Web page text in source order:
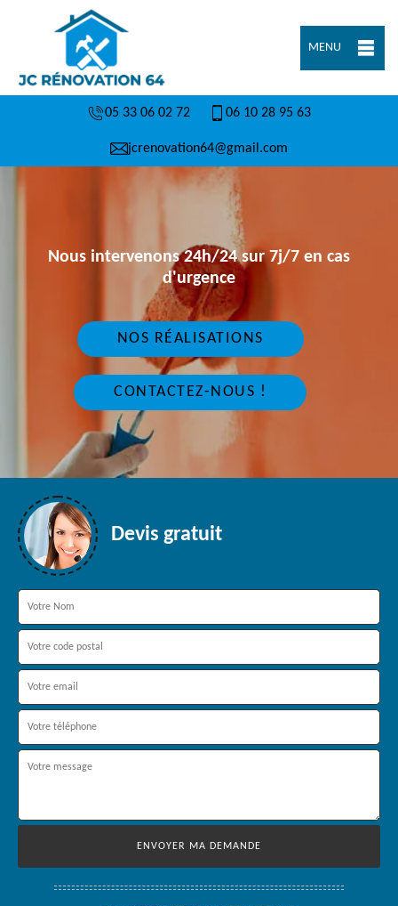
MENU
05 33 06 02 72 06 10 28 95 63
jcrenovation64@gmail.com
Nous intervenons 24h/24 sur 7j/7 en cas
d'urgence
NOS RÉALISATIONS
CONTACTEZ-NOUS !
Devis gratuit